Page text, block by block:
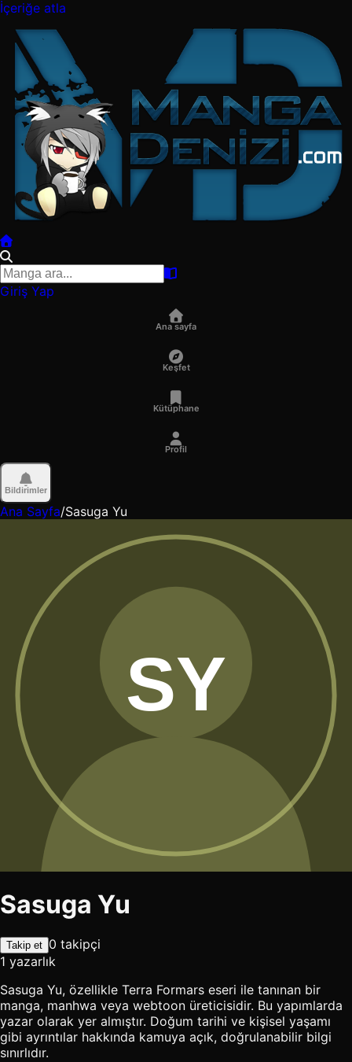
İçeriğe atla
Giriş Yap
Ana sayfa
Keşfet
Kütüphane
Profil
Bildirimler
Ana Sayfa/Sasuga Yu
Sasuga Yu
Takip et 0 takipçi
1 yazarlık
Sasuga Yu, özellikle Terra Formars eseri ile tanınan bir
manga, manhwa veya webtoon üreticisidir. Bu yapımlarda
yazar olarak yer almıştır. Doğum tarihi ve kişisel yaşamı
gibi ayrıntılar hakkında kamuya açık, doğrulanabilir bilgi
sınırlıdır.